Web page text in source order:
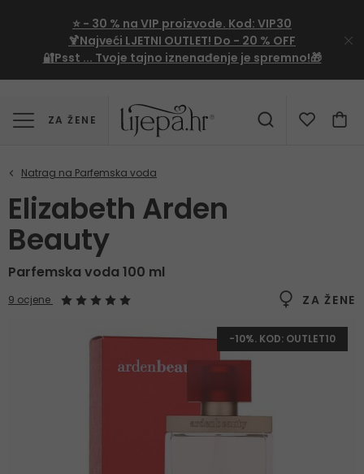
⭐ - 30 % na VIP proizvode. Kod: VIP30
🍹Najveći LJETNI OUTLET! Do - 20 % OFF
🔐Psst ... Tvoje tajno iznenađenje je spremno!🎁
ZA ŽENE
Elizabeth Arden
Beauty
Parfemska voda 100 ml
ZA ŽENE
9 ocjene
-10%. KOD: OUTLET10